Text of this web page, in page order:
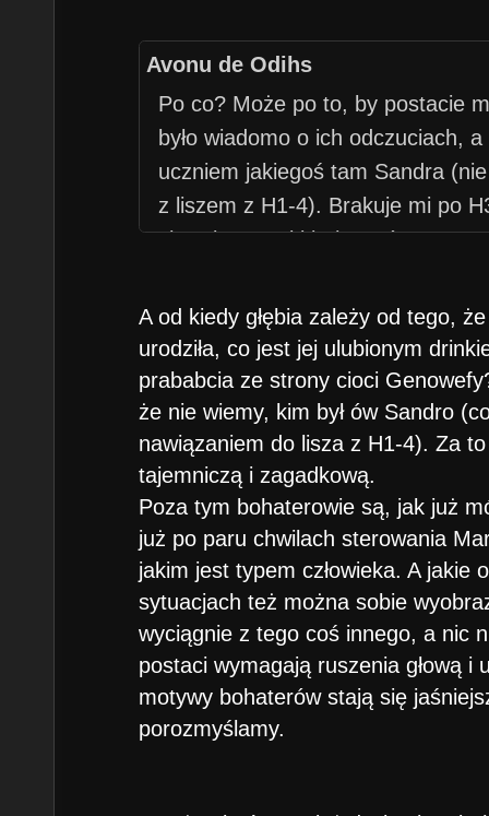
Avonu de Odihs
Po co? Może po to, by postacie
było wiadomo o ich odczuciach,
uczniem jakiegoś tam Sandra
z liszem z H1-4). Brakuje mi po
charakterystyki bohaterów. HV to
Ancients, to może zrozumiesz
u bohaterów z kampanii).
A od kiedy głębia zależy od tego,
urodziła, co jest jej ulubionym
prababcia ze strony cioci
że nie wiemy, kim był ów Sandro
nawiązaniem do lisza z H1-4). Za
tajemniczą i zagadkową.
Poza tym bohaterowie są, jak już
już po paru chwilach sterowania
jakim jest typem człowieka. A jakie
sytuacjach też można sobie
wyciągnie z tego coś innego, a nic
postaci wymagają ruszenia głową i
motywy bohaterów stają się
porozmyślamy.